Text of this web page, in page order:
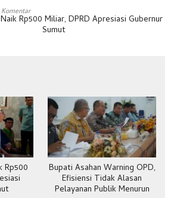
Komentar
Rp500 Miliar, DPRD Apresiasi Gubernur
Sumut
Rp500 Bupati Asahan Warning OPD,
Efisiensi Tidak Alasan
Pelayanan Publik Menurun